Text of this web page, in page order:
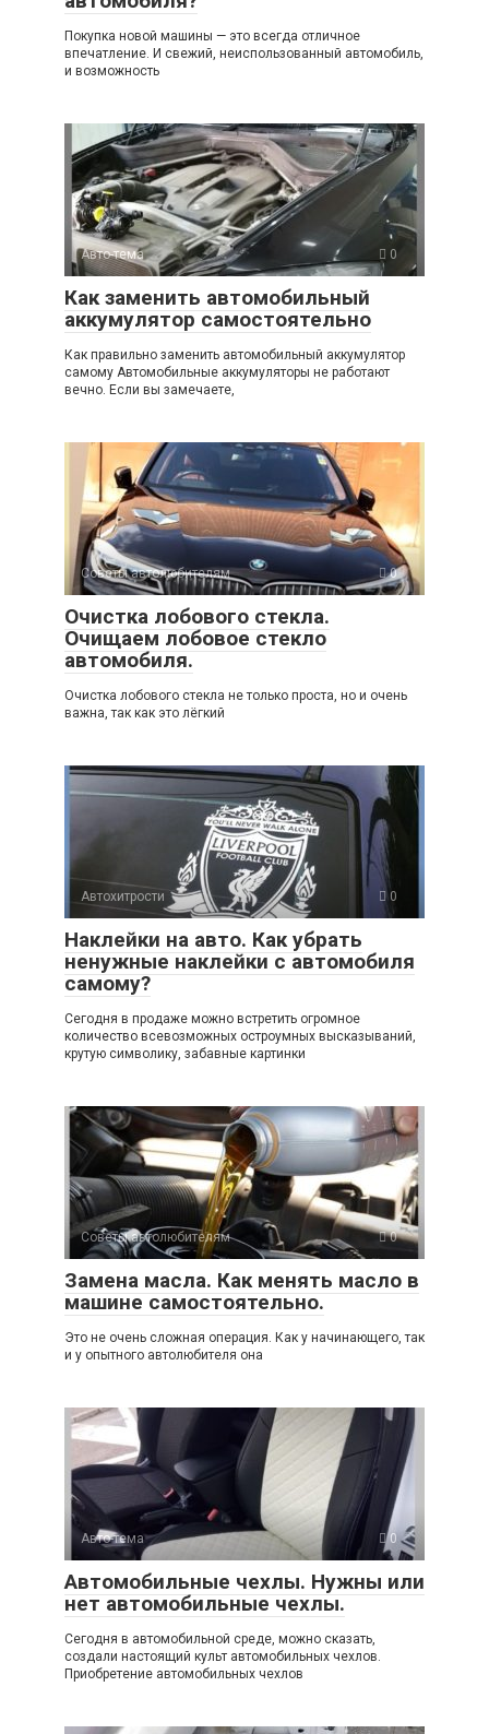
Покупка новой машины — это всегда отличное
впечатление. И свежий, неиспользованный автомобиль,
и возможность
Авто-тема 0
Как заменить автомобильный
аккумулятор самостоятельно
Как правильно заменить автомобильный аккумулятор
самому Автомобильные аккумуляторы не работают
вечно. Если вы замечаете,
Советы автолюбителям 0
Очистка лобового стекла.
Очищаем лобовое стекло
автомобиля.
Очистка лобового стекла не только проста, но и очень
важна, так как это лёгкий
Автохитрости 0
Наклейки на авто. Как убрать
ненужные наклейки с автомобиля
самому?
Сегодня в продаже можно встретить огромное
количество всевозможных остроумных высказываний,
крутую символику, забавные картинки
Советы автолюбителям 0
Замена масла. Как менять масло в
машине самостоятельно.
Это не очень сложная операция. Как у начинающего, так
и у опытного автолюбителя она
Авто-тема 0
Автомобильные чехлы. Нужны или
нет автомобильные чехлы.
Сегодня в автомобильной среде, можно сказать,
создали настоящий культ автомобильных чехлов.
Приобретение автомобильных чехлов